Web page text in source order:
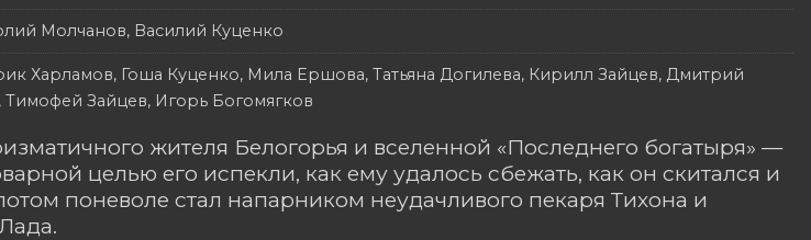
Молчанов, Василий Куценко
Харламов, Гоша Куценко, Мила Ершова, Татьяна Догилева, Кирилл Зайцев, Дмитрий
Тимофей Зайцев, Игорь Богомягков
жителя Белогорья и вселенной «Последнего богатыря» —
целью его испекли, как ему удалось сбежать, как он скитался и
поневоле стал напарником неудачливого пекаря Тихона и